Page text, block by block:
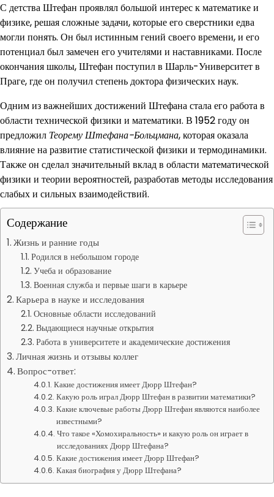
С детства Штефан проявлял большой интерес к математике и
физике, решая сложные задачи, которые его сверстники едва
могли понять. Он был истинным гений своего времени, и его
потенциал был замечен его учителями и наставниками. После
окончания школы, Штефан поступил в Шарль-Университет в
Праге, где он получил степень доктора физических наук.
Одним из важнейших достижений Штефана стала его работа в
области технической физики и математики. В 1952 году он
предложил Теорему Штефана-Больцмана, которая оказала
влияние на развитие статистической физики и термодинамики.
Также он сделал значительный вклад в области математической
физики и теории вероятностей, разработав методы исследования
слабых и сильных взаимодействий.
Содержание
Жизнь и ранние годы
Родился в небольшом городе
Учеба и образование
Военная служба и первые шаги в карьере
Карьера в науке и исследования
Основные области исследований
Выдающиеся научные открытия
Работа в университете и академические достижения
Личная жизнь и отзывы коллег
Вопрос-ответ:
Какие достижения имеет Дюрр Штефан?
Какую роль играл Дюрр Штефан в развитии математики?
Какие ключевые работы Дюрр Штефан являются наиболее
известными?
Что такое «Хомохиральность» и какую роль он играет в
исследованиях Дюрр Штефана?
Какие достижения имеет Дюрр Штефан?
Какая биография у Дюрр Штефана?